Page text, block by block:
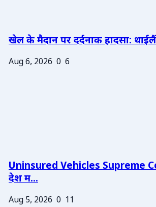
खेल के मैदान पर दर्दनाक हादसा:
Aug 6, 2026 0 6
Uninsured Vehicles Supreme
देश म...
Aug 5, 2026 0 11